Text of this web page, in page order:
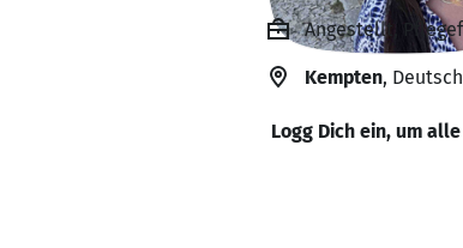
Angestellt,
Kempten,
Logg Dich ein, um